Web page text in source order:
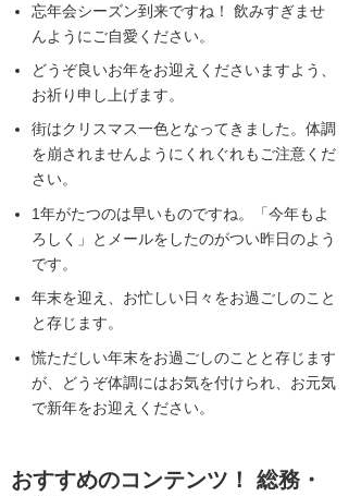
忘年会シーズン到来ですね！ 飲みすぎませ
んようにご自愛ください。
どうぞ良いお年をお迎えくださいますよう、
お祈り申し上げます。
街はクリスマス一色となってきました。体調
を崩されませんようにくれぐれもご注意くだ
さい。
1年がたつのは早いものですね。「今年もよ
ろしく」とメールをしたのがつい昨日のよう
です。
年末を迎え、お忙しい日々をお過ごしのこと
と存じます。
慌ただしい年末をお過ごしのことと存じます
が、どうぞ体調にはお気を付けられ、お元気
で新年をお迎えください。
おすすめのコンテンツ！ 総務・